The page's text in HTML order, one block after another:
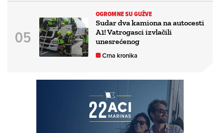
OGROMNE SU GUŽVE
Sudar dva kamiona na autocesti
A1! Vatrogasci izvlačili
unesrećenog
Crna kronika